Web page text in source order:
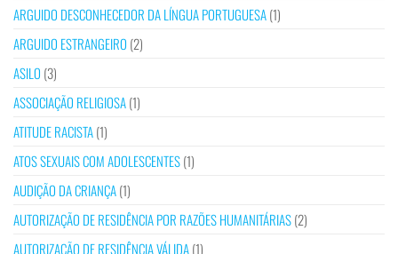
ARGUIDO DESCONHECEDOR DA LÍNGUA PORTUGUESA(1)
ARGUIDO ESTRANGEIRO (2)
ASILO (3)
ASSOCIAÇÃO RELIGIOSA(1)
ATITUDE RACISTA(1)
ATOS SEXUAIS COM ADOLESCENTES(1)
AUDIÇÃO DA CRIANÇA(1)
AUTORIZAÇÃO DE RESIDÊNCIA POR RAZÕES HUMANITÁRIAS(2)
AUTORIZAÇÃO DE RESIDÊNCIA VÁLIDA(1)